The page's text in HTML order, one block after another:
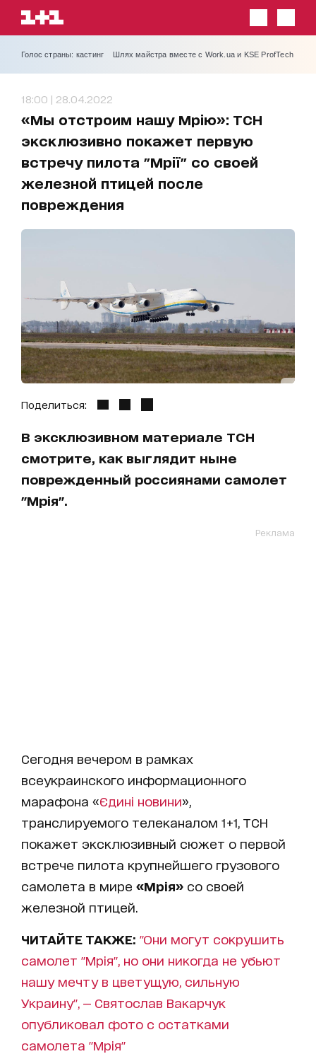
Голос страны: кастинг Шлях майстра вместе с Work.ua и KSE ProfTech
18:00 | 28.04.2022
«Мы отстроим нашу Мрію»: ТСН
эксклюзивно покажет первую
встречу пилота "Мрії" со своей
железной птицей после
повреждения
Поделиться:
В эксклюзивном материале ТСН
смотрите, как выглядит ныне
поврежденный россиянами самолет
"Мрія".
Реклама
Сегодня вечером в рамках
всеукраинского информационного
марафона «Єдині новини»,
транслируемого телеканалом 1+1, ТСН
покажет эксклюзивный сюжет о первой
встрече пилота крупнейшего грузового
самолета в мире «Мрія» со своей
железной птицей.
ЧИТАЙТЕ ТАКЖЕ: "Они могут сокрушить
самолет "Мрія", но они никогда не убьют
нашу мечту в цветущую, сильную
Украину", — Святослав Вакарчук
опубликовал фото с остатками
самолета "Мрія"